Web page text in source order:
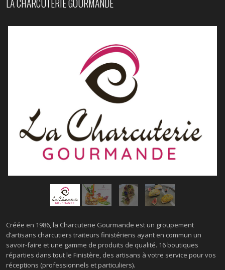
LA CHARCUTERIE GOURMANDE
Créée en 1986, la Charcuterie Gourmande est un groupement
d’artisans charcutiers traiteurs finistériens ayant en commun un
savoir-faire et une gamme de produits de qualité. 16 boutiques
réparties dans tout le Finistère, des artisans à votre service pour vos
réceptions (professionnels et particuliers).